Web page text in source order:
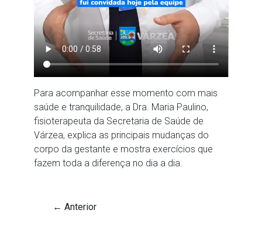
Para acompanhar esse momento com mais
saúde e tranquilidade, a Dra. Maria Paulino,
fisioterapeuta da Secretaria de Saúde de
Várzea, explica as principais mudanças do
corpo da gestante e mostra exercícios que
fazem toda a diferença no dia a dia.
← Anterior